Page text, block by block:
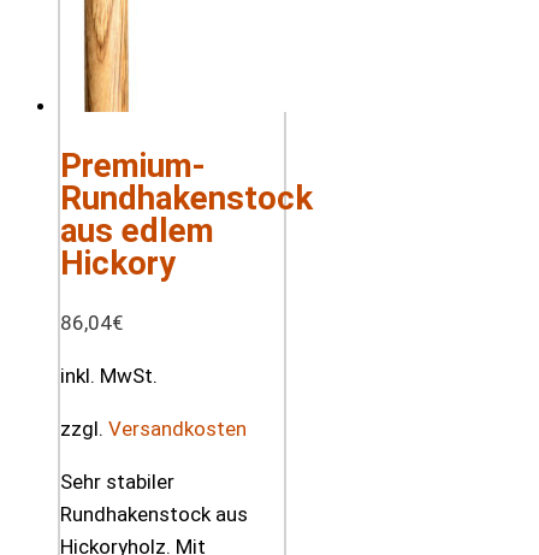
Premium-
Rundhakenstock
aus edlem
Hickory
86,04€
inkl. MwSt.
zzgl. Versandkosten
Sehr stabiler
Rundhakenstock aus
Hickoryholz. Mit